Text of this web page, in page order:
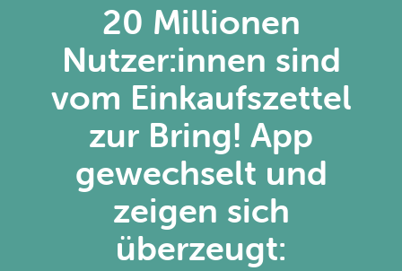
20 Millionen
Nutzer:innen sind
vom Einkaufszettel
zur Bring! App
gewechselt und
zeigen sich
überzeugt: